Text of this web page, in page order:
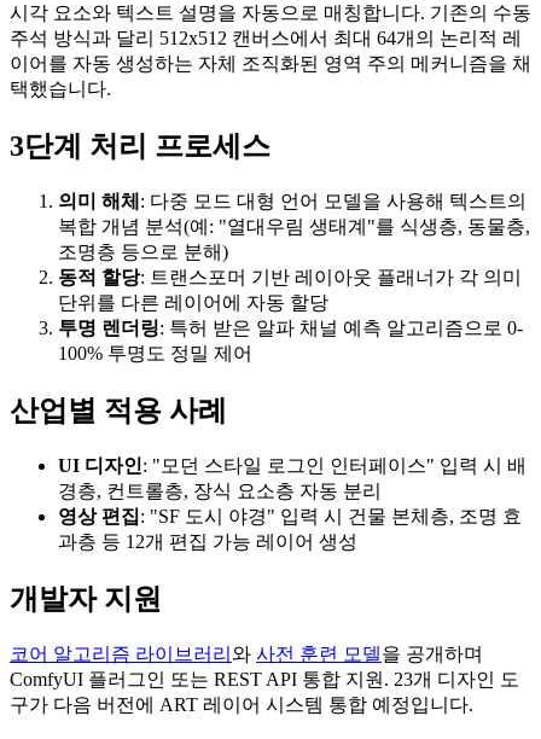
시각 요소와 텍스트 설명을 자동으로 매칭합니다. 기존의 수동
주석 방식과 달리 512x512 캔버스에서 최대 64개의 논리적 레
이어를 자동 생성하는 자체 조직화된 영역 주의 메커니즘을 채
택했습니다.
3단계 처리 프로세스
의미 해체 : 다중 모드 대형 언어 모델을 사용해 텍스트의
복합 개념 분석(예: "열대우림 생태계"를 식생층, 동물층,
조명층 등으로 분해)
동적 할당: 트랜스포머 기반 레이아웃 플래너가 각 의미
단위를 다른 레이어에 자동 할당
투명 렌더링: 특허 받은 알파 채널 예측 알고리즘으로 0-
100% 투명도 정밀 제어
산업별 적용 사례
UI 디자인: "모던 스타일 로그인 인터페이스" 입력 시 배
경층, 컨트롤층, 장식 요소층 자동 분리
영상 편집: "SF 도시 야경" 입력 시 건물 본체층, 조명 효
과층 등 12개 편집 가능 레이어 생성
개발자 지원
코어 알고리즘 라이브러리 와 사전 훈련 모델을 공개하며
ComfyUI 플러그인 또는 REST API 통합 지원. 23개 디자인 도
구가 다음 버전에 ART 레이어 시스템 통합 예정입니다.